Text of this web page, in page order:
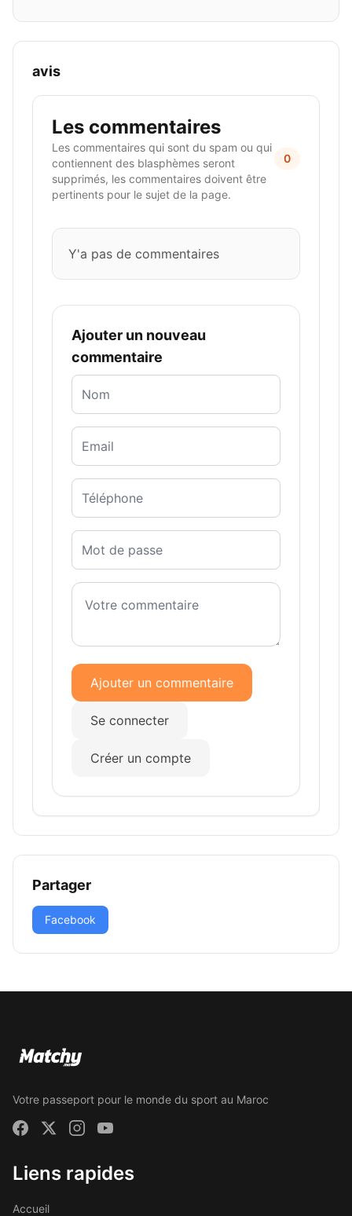
avis
Les commentaires
Les commentaires qui sont du spam ou qui
contiennent des blasphèmes seront
supprimés, les commentaires doivent être
pertinents pour le sujet de la page.
0
Y'a pas de commentaires
Ajouter un nouveau
commentaire
Ajouter un commentaire
Se connecter
Créer un compte
Partager
Facebook
Votre passeport pour le monde du sport au Maroc
Liens rapides
Accueil